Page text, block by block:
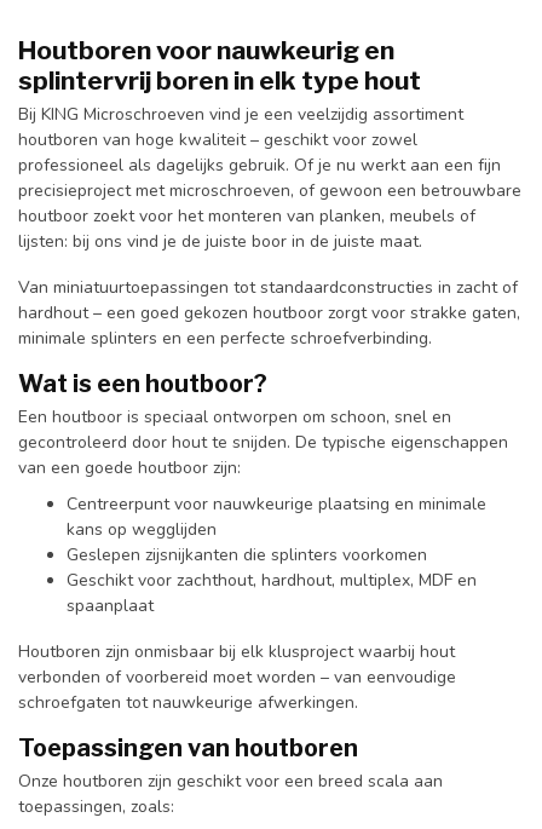
Houtboren voor nauwkeurig en
splintervrij boren in elk type hout
Bij KING Microschroeven vind je een veelzijdig assortiment
houtboren van hoge kwaliteit – geschikt voor zowel
professioneel als dagelijks gebruik. Of je nu werkt aan een fijn
precisieproject met microschroeven, of gewoon een betrouwbare
houtboor zoekt voor het monteren van planken, meubels of
lijsten: bij ons vind je de juiste boor in de juiste maat.
Van miniatuurtoepassingen tot standaardconstructies in zacht of
hardhout – een goed gekozen houtboor zorgt voor strakke gaten,
minimale splinters en een perfecte schroefverbinding.
Wat is een houtboor?
Een houtboor is speciaal ontworpen om schoon, snel en
gecontroleerd door hout te snijden. De typische eigenschappen
van een goede houtboor zijn:
Centreerpunt voor nauwkeurige plaatsing en minimale
kans op wegglijden
Geslepen zijsnijkanten die splinters voorkomen
Geschikt voor zachthout, hardhout, multiplex, MDF en
spaanplaat
Houtboren zijn onmisbaar bij elk klusproject waarbij hout
verbonden of voorbereid moet worden – van eenvoudige
schroefgaten tot nauwkeurige afwerkingen.
Toepassingen van houtboren
Onze houtboren zijn geschikt voor een breed scala aan
toepassingen, zoals: